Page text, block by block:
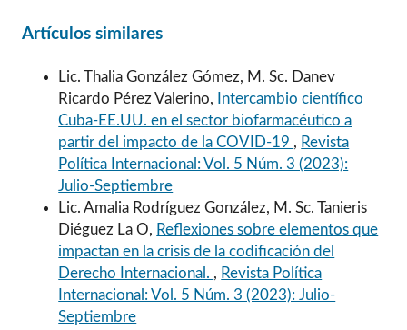
Artículos similares
Lic. Thalia González Gómez, M. Sc. Danev
Ricardo Pérez Valerino,
Intercambio científico
Cuba-EE.UU. en el sector biofarmacéutico a
partir del impacto de la COVID-19 , Revista
Política Internacional: Vol. 5 Núm. 3 (2023):
Julio-Septiembre
Lic. Amalia Rodríguez González, M. Sc. Tanieris
Diéguez La O, Reflexiones sobre elementos que
impactan en la crisis de la codificación del
Derecho Internacional. , Revista Política
Internacional: Vol. 5 Núm. 3 (2023): Julio-
Septiembre